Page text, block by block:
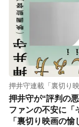
押井守連載「裏切り
押井守が“評判の
ファンの不安に「
「裏切り映画の